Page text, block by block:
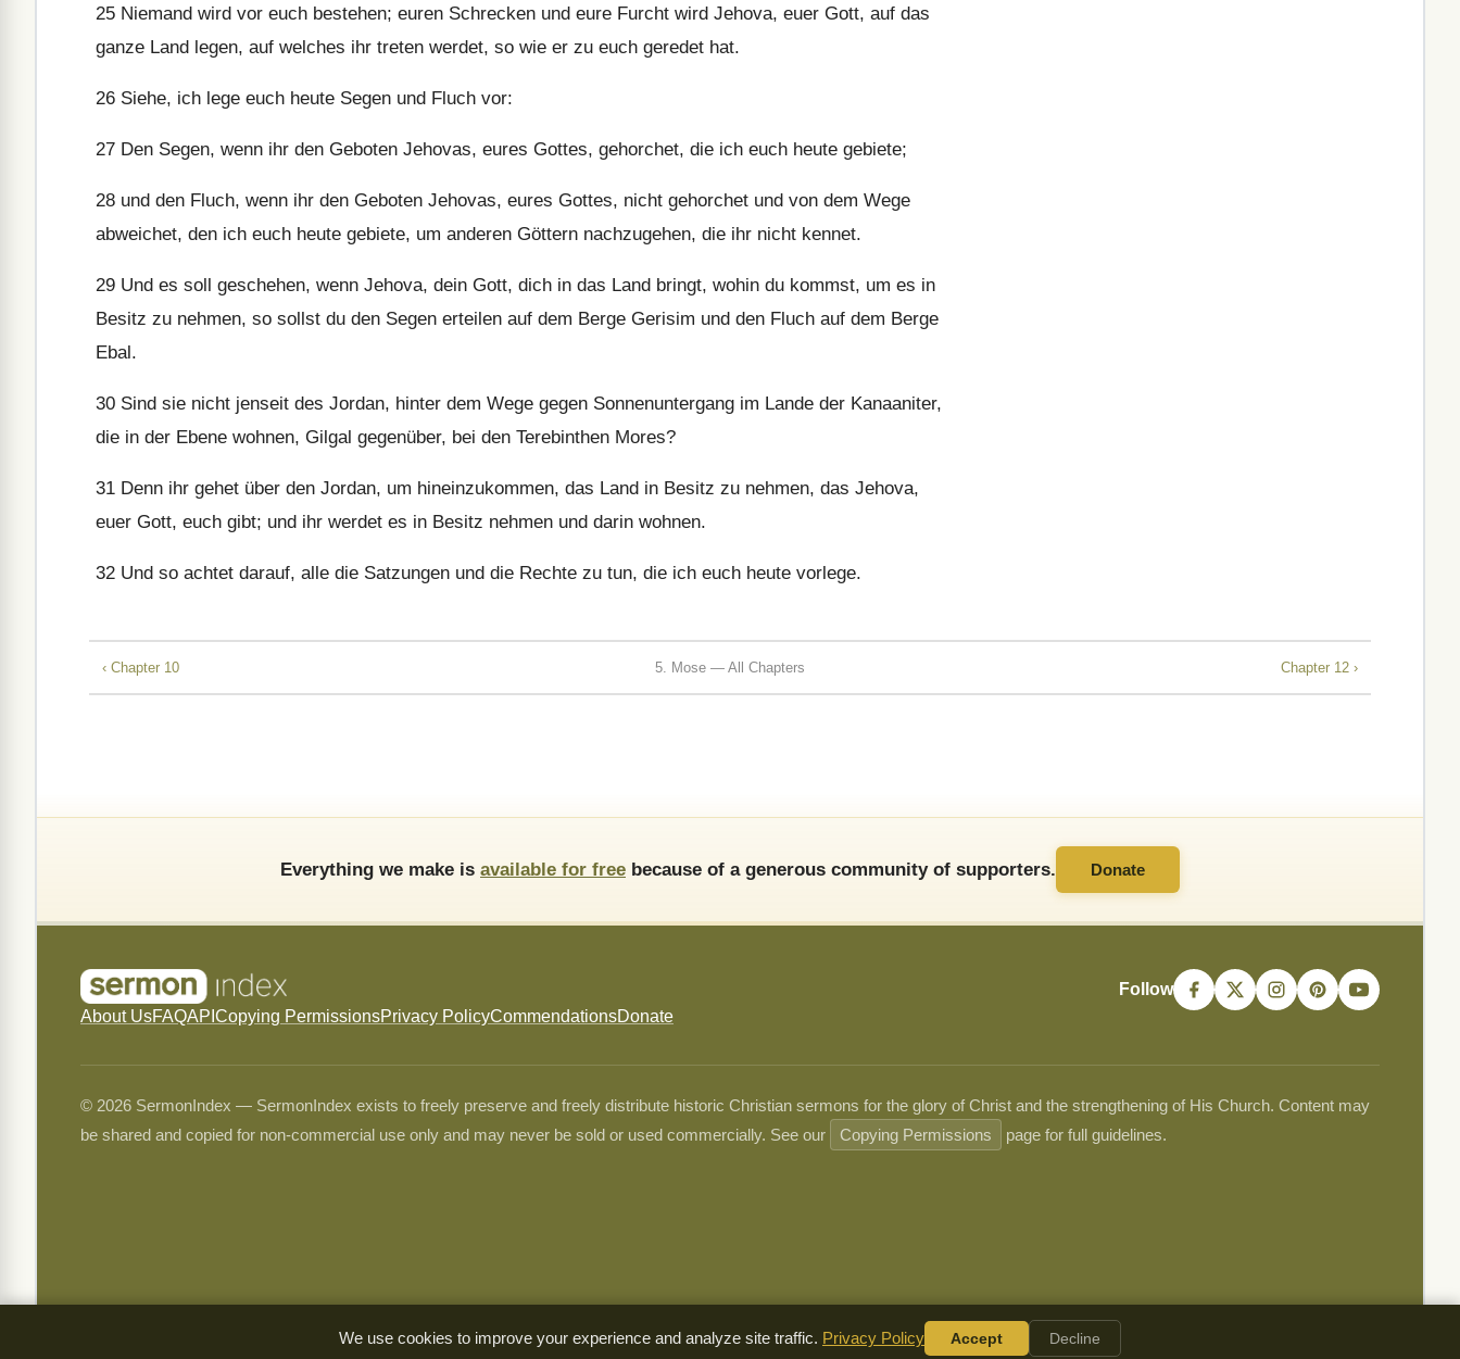
25 Niemand wird vor euch bestehen; euren Schrecken und eure Furcht wird Jehova, euer Gott, auf das
ganze Land legen, auf welches ihr treten werdet, so wie er zu euch geredet hat.
26 Siehe, ich lege euch heute Segen und Fluch vor:
27 Den Segen, wenn ihr den Geboten Jehovas, eures Gottes, gehorchet, die ich euch heute gebiete;
28 und den Fluch, wenn ihr den Geboten Jehovas, eures Gottes, nicht gehorchet und von dem Wege
abweichet, den ich euch heute gebiete, um anderen Göttern nachzugehen, die ihr nicht kennet.
29 Und es soll geschehen, wenn Jehova, dein Gott, dich in das Land bringt, wohin du kommst, um es in
Besitz zu nehmen, so sollst du den Segen erteilen auf dem Berge Gerisim und den Fluch auf dem Berge
Ebal.
30 Sind sie nicht jenseit des Jordan, hinter dem Wege gegen Sonnenuntergang im Lande der Kanaaniter,
die in der Ebene wohnen, Gilgal gegenüber, bei den Terebinthen Mores?
31 Denn ihr gehet über den Jordan, um hineinzukommen, das Land in Besitz zu nehmen, das Jehova,
euer Gott, euch gibt; und ihr werdet es in Besitz nehmen und darin wohnen.
32 Und so achtet darauf, alle die Satzungen und die Rechte zu tun, die ich euch heute vorlege.
‹ Chapter 10 5. Mose — All Chapters Chapter 12 ›
Everything we make is available for free because of a generous community of supporters. Donate
About UsFAQAPI Copying PermissionsPrivacy PolicyCommendationsDonate
Follow
© 2026 SermonIndex — SermonIndex exists to freely preserve and freely distribute historic Christian sermons for the glory of Christ and the strengthening of His Church. Content may
be shared and copied for non-commercial use only and may never be sold or used commercially. See our
Copying Permissions page for full guidelines.
We use cookies to improve your experience and analyze site traffic. Privacy Policy Accept Decline